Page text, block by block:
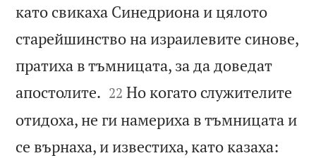
като свикаха Синедриона и цялото
старейшинство на израилевите синове,
пратиха в тъмницата, за да доведат
апостолите. 

22 Но когато служителите
отидоха, не ги намериха в тъмницата и
се върнаха, и известиха, като казаха: